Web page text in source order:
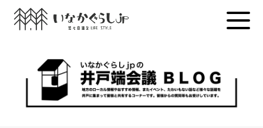
Skip